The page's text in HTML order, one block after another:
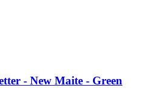
- New Maite - Green